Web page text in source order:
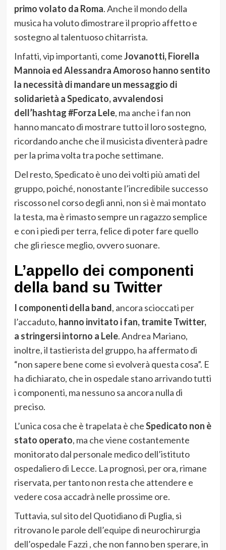
primo volato da Roma. Anche il mondo della
musica ha voluto dimostrare il proprio affetto e
sostegno al talentuoso chitarrista.
Infatti, vip importanti, comeJovanotti, Fiorella
Mannoia ed Alessandra Amoroso hanno sentito
la necessità di mandare un messaggio di
solidarietà a Spedicato, avvalendosi
dell’hashtag #Forza Lele, ma anche i fan non
hanno mancato di mostrare tutto il loro sostegno,
ricordando anche che il musicista diventerà padre
per la prima volta tra poche settimane.
Del resto, Spedicato è uno dei volti più amati del
gruppo, poiché, nonostante l’incredibile successo
riscosso nel corso degli anni, non si è mai montato
la testa, ma è rimasto sempre un ragazzo semplice
e con i piedi per terra, felice di poter fare quello
che gli riesce meglio, ovvero suonare.
L’appello dei componenti
della band su Twitter
I componenti della band, ancora scioccati per
l’accaduto, hanno invitato i fan, tramite Twitter,
a stringersi intorno a Lele. Andrea Mariano,
inoltre, il tastierista del gruppo, ha affermato di
“non sapere bene come si evolverà questa cosa”. E
ha dichiarato, che in ospedale stano arrivando tutti
i componenti, ma nessuno sa ancora nulla di
preciso.
L’unica cosa che è trapelata è cheSpedicato non è
stato operato, ma che viene costantemente
monitorato dal personale medico dell’istituto
ospedaliero di Lecce. La prognosi, per ora, rimane
riservata, per tanto non resta che attendere e
vedere cosa accadrà nelle prossime ore.
Tuttavia, sul sito del Quotidiano di Puglia, si
ritrovano le parole dell’equipe di neurochirurgia
dell’ospedale Fazzi , che non fanno ben sperare, in